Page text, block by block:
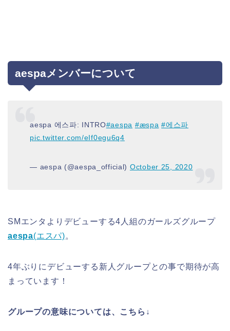
aespaメンバーについて
aespa 에스파: INTRO#aespa #æspa #에스파
pic.twitter.com/eIf0egu6q4
— aespa (@aespa_official) October 25, 2020
SMエンタよりデビューする4人組のガールズグループ
aespa(エスパ)。
4年ぶりにデビューする新人グループとの事で期待が高
まっています！
グループの意味については、こちら↓